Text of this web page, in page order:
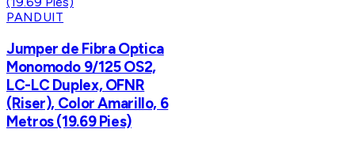
PANDUIT
Jumper de Fibra Optica
Monomodo 9/125 OS2,
LC-LC Duplex, OFNR
(Riser), Color Amarillo, 6
Metros (19.69 Pies)